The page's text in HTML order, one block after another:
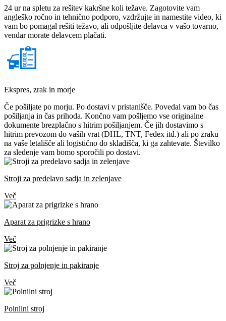
24 ur na spletu za rešitev kakršne koli težave. Zagotovite vam
angleško ročno in tehnično podporo, vzdržujte in namestite video, ki
vam bo pomagal rešiti težavo, ali odpošljite delavca v vašo tovarno,
vendar morate delavcem plačati.
Ekspres, zrak in morje
Če pošiljate po morju. Po dostavi v pristanišče. Povedal vam bo čas
pošiljanja in čas prihoda. Končno vam pošljemo vse originalne
dokumente brezplačno s hitrim pošiljanjem. Če jih dostavimo s
hitrim prevozom do vaših vrat (DHL, TNT, Fedex itd.) ali po zraku
na vaše letališče ali logistično do skladišča, ki ga zahtevate. Številko
za sledenje vam bomo sporočili po dostavi.
Stroji za predelavo sadja in zelenjave
Več
Aparat za prigrizke s hrano
Več
Stroj za polnjenje in pakiranje
Več
Polnilni stroj